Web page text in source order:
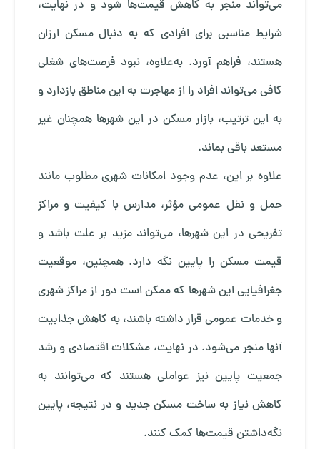
می‌تواند منجر به کاهش قیمت‌ها شود و در نهایت،
شرایط مناسبی برای افرادی که به دنبال مسکن ارزان
هستند، فراهم آورد. به‌علاوه، نبود فرصت‌های شغلی
کافی می‌تواند افراد را از مهاجرت به این مناطق بازدارد و
به این ترتیب، بازار مسکن در این شهرها همچنان غیر
مستعد باقی بماند.
علاوه بر این، عدم وجود امکانات شهری مطلوب مانند
حمل و نقل عمومی مؤثر، مدارس با کیفیت و مراکز
تفریحی در این شهرها، می‌تواند مزید بر علت باشد و
قیمت مسکن را پایین نگه دارد. همچنین، موقعیت
جغرافیایی این شهرها که ممکن است دور از مراکز شهری
و خدمات عمومی قرار داشته باشند، به کاهش جذابیت
آنها منجر می‌شود. در نهایت، مشکلات اقتصادی و رشد
جمعیت پایین نیز عواملی هستند که می‌توانند به
کاهش نیاز به ساخت مسکن جدید و در نتیجه، پایین
نگه‌داشتن قیمت‌ها کمک کنند.